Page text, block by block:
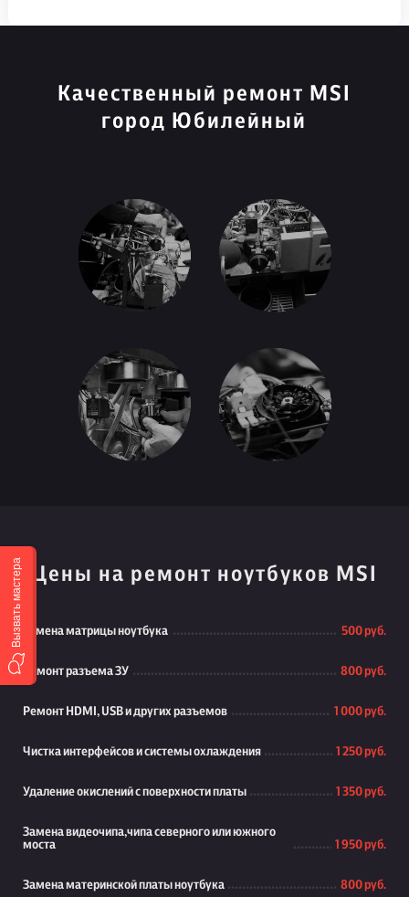
Качественный ремонт MSI
город Юбилейный
Цены на ремонт ноутбуков MSI
Замена матрицы ноутбука 500 руб.
Ремонт разъема ЗУ 800 руб.
Ремонт HDMI, USB и других разъемов 1 000 руб.
Чистка интерфейсов и системы охлаждения 1 250 руб.
Удаление окислений с поверхности платы 1 350 руб.
Замена видеочипа,чипа северного или южного
моста
1 950 руб.
Замена материнской платы ноутбука 800 руб.
Вызвать мастера